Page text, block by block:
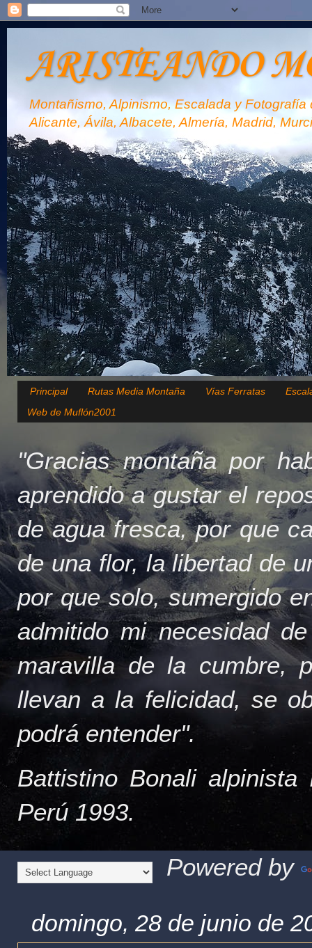
ARISTEANDO
Montañismo, Alpinismo, Escalada y
Alicante, Ávila, Albacete, Almería, Madrid,
Principal Rutas Media Montaña Vías Ferratas
Web de Muflón2001
"Gracias montaña por
aprendido a gustar el
de agua fresca, por que
de una flor, la libertad de
por que solo, sumergido
admitido mi necesidad
maravilla de la cumbre,
llevan a la felicidad, se
podrá entender".
Battistino Bonali
Perú 1993.
Powered by
domingo, 28 de junio de